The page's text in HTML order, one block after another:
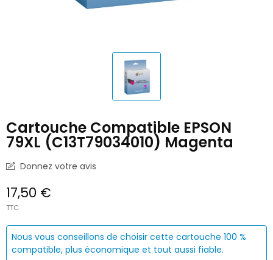
Cartouche Compatible EPSON
79XL (C13T79034010) Magenta
Donnez votre avis
17,50 €
TTC
Nous vous conseillons de choisir cette cartouche 100 %
compatible, plus économique et tout aussi fiable.